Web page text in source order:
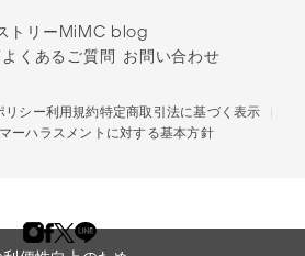
トリー MiMC blog
よくあるご質問 お問い合わせ
リシー利用規約特定商取引法に基づく表示
ーハラスメントに対する基本方針